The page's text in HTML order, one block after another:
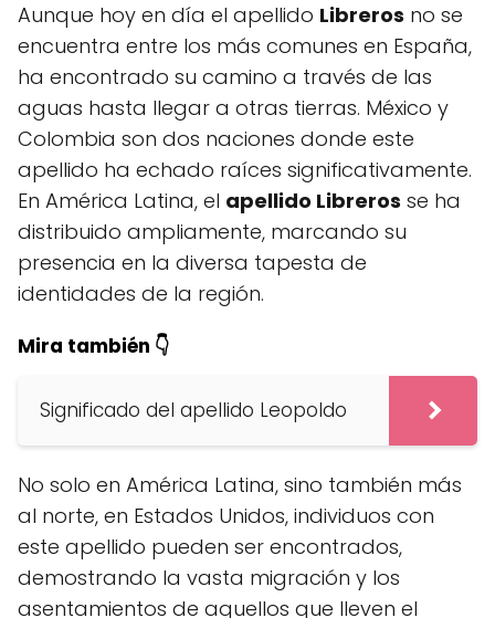
Aunque hoy en día el apellido Libreros no se
encuentra entre los más comunes en España,
ha encontrado su camino a través de las
aguas hasta llegar a otras tierras. México y
Colombia son dos naciones donde este
apellido ha echado raíces significativamente.
En América Latina, el apellido Libreros se ha
distribuido ampliamente, marcando su
presencia en la diversa tapesta de
identidades de la región.
Mira también 👇
Significado del apellido Leopoldo
No solo en América Latina, sino también más
al norte, en Estados Unidos, individuos con
este apellido pueden ser encontrados,
demostrando la vasta migración y los
asentamientos de aquellos que lleven el